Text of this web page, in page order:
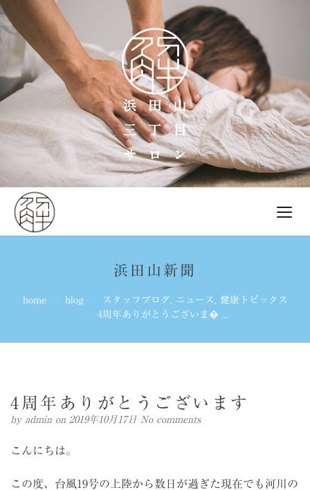
浜田山新聞
home blog スタッフブログ, ニュース , 健康トピックス
4周年ありがとうございま� ...
4周年ありがとうございます
by admin on 2019年10月17日 No comments
こんにちは。
この度、台風19号の上陸から数日が過ぎた現在でも河川の